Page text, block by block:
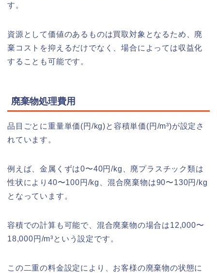
す。
資源として価値のあるものは買取対象となるため、廃
棄コストを抑えるだけでなく、場合によっては収益化
することも可能です。
廃棄物処理費用
品目ごとに重量単価(円/kg)と容積単価(円/m³)が設定さ
れています。
例えば、金属くずは0〜40円/kg、廃プラスチック類は
性状により40〜100円/kg、混合廃棄物は90〜130円/kg
となっています。
容積での計算も可能で、混合廃棄物の場合は12,000〜
18,000円/m³という設定です。
この二重の料金設定により、お客様の廃棄物の状態に